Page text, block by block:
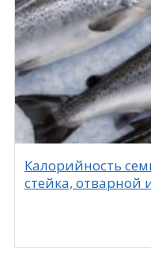
Калорийность
стейка, отварной